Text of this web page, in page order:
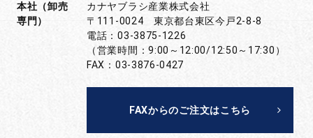
本社（卸売
専門）
カナヤブラシ産業株式会社
〒111-0024 東京都台東区今戸2-8-8
電話：03-3875-1226
（営業時間：9:00～12:00/12:50～17:30）
FAX：03-3876-0427
FAXからのご注文はこちら